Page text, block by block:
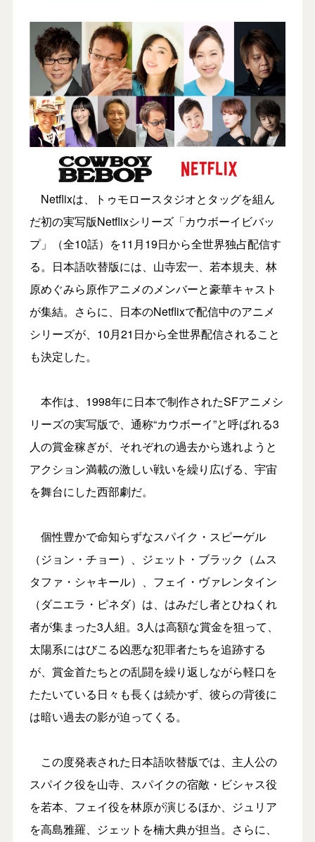
Netflixは、トゥモロースタジオとタッグを組ん
だ初の実写版Netflixシリーズ「カウボーイビバッ
プ」（全10話）を11月19日から全世界独占配信す
る。日本語吹替版には、山寺宏一、若本規夫、林
原めぐみら原作アニメのメンバーと豪華キャスト
が集結。さらに、日本のNetflixで配信中のアニメ
シリーズが、10月21日から全世界配信されること
も決定した。
本作は、1998年に日本で制作されたSFアニメシ
リーズの実写版で、通称“カウボーイ”と呼ばれる3
人の賞金稼ぎが、それぞれの過去から逃れようと
アクション満載の激しい戦いを繰り広げる、宇宙
を舞台にした西部劇だ。
個性豊かで命知らずなスパイク・スピーゲル
（ジョン・チョー）、ジェット・ブラック（ムス
タファ・シャキール）、フェイ・ヴァレンタイン
（ダニエラ・ピネダ）は、はみだし者とひねくれ
者が集まった3人組。3人は高額な賞金を狙って、
太陽系にはびこる凶悪な犯罪者たちを追跡する
が、賞金首たちとの乱闘を繰り返しながら軽口を
たたいている日々も長くは続かず、彼らの背後に
は暗い過去の影が迫ってくる。
この度発表された日本語吹替版では、主人公の
スパイク役を山寺、スパイクの宿敵・ビシャス役
を若本、フェイ役を林原が演じるほか、ジュリア
を高島雅羅、ジェットを楠大典が担当。さらに、